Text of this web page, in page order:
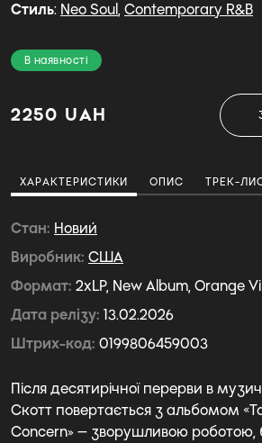
Стиль: Neo Soul, Contemporary R&B
В наявності
2250 UAH
ХАРАКТЕРИСТИКИ ОПИС ТРЕК-
Стан Новий
Виробник США
Формат 2xLP, New Album, Orange
Дата релізу 13.02.2026
Штрих-код 0199806459003
Після десятирічної перерви в
Скотт повертається з альбомом
Concern» — зворушливою роботою,